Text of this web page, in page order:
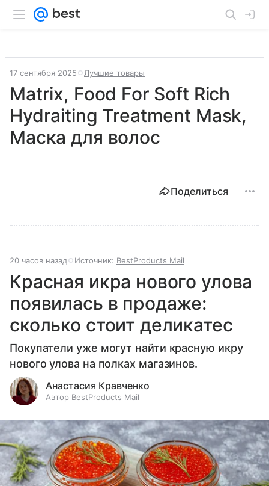
17 сентября 2025 Лучшие товары
Matrix, Food For Soft Rich
Hydraiting Treatment Mask,
Маска для волос
Поделиться
20 часов назад Источник: BestProducts Mail
Красная икра нового улова
появилась в продаже:
сколько стоит деликатес
Покупатели уже могут найти красную икру
нового улова на полках магазинов.
Анастасия Кравченко
Автор BestProducts Mail